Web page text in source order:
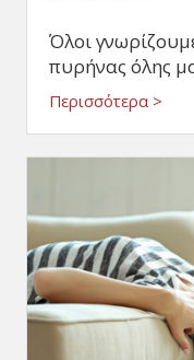
Όλοι
πυρήνας όλης
Περισσότερα >